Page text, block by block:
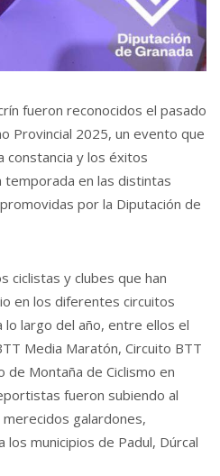
fueron reconocidos el pasado
Provincial 2025, un evento que
constancia y los éxitos
en las distintas
por la Diputación de
ciclistas y clubes que han
en los diferentes circuitos
largo del año, entre ellos el
Media Maratón, Circuito BTT
de Montaña de Ciclismo en
fueron subiendo al
galardones,
municipios de Padul, Dúrcal